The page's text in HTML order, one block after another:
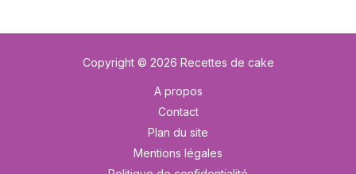
Copyright © 2026 Recettes de cake
A propos
Contact
Plan du site
Mentions légales